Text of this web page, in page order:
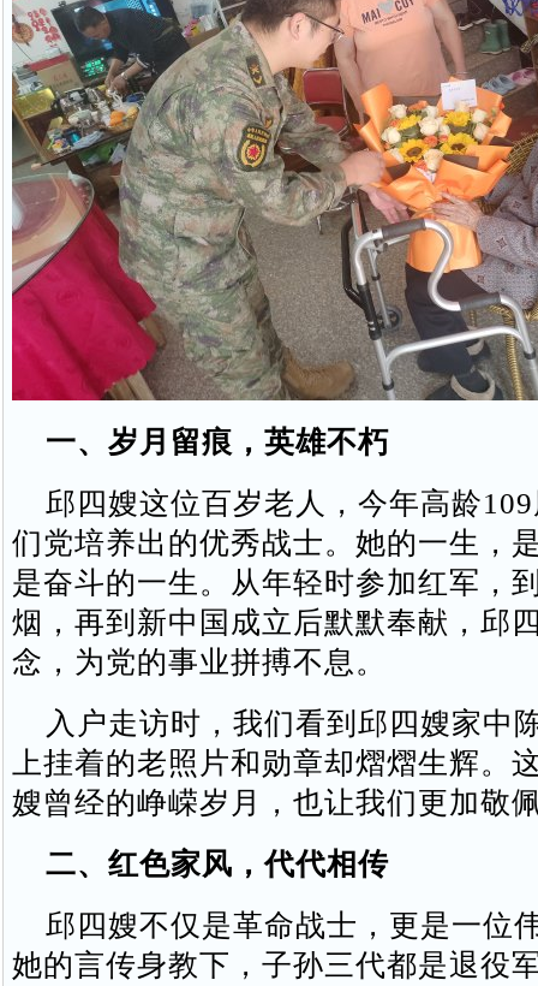
一、岁月留痕，英雄不朽
邱四嫂这位百岁老人，今年高龄
们党培养出的优秀战士。她的一生，
是奋斗的一生。从年轻时参加红军，
烟，再到新中国成立后默默奉献，邱
念，为党的事业拼搏不息。
入户走访时，我们看到邱四嫂家中
上挂着的老照片和勋章却熠熠生辉。
嫂曾经的峥嵘岁月，也让我们更加敬
二、红色家风，代代相传
邱四嫂不仅是革命战士，更是一位
她的言传身教下，子孙三代都是退役